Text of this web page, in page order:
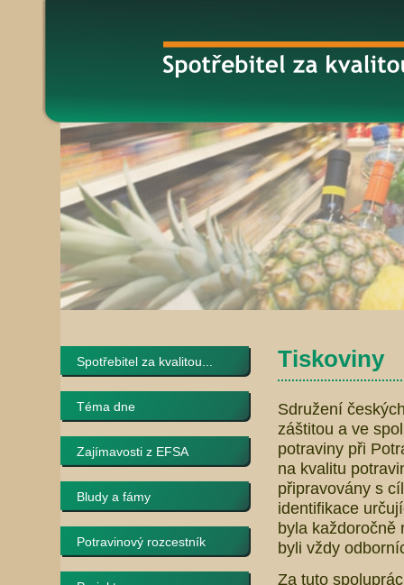
Spotřebitel za kvalitou...
Téma dne
Zajímavosti z EFSA
Bludy a fámy
Potravinový rozcestník
Tiskoviny
Sdružení
záštitou a ve
potraviny při
na kvalitu
připravovány s
identifikace
byla každoročně
byli vždy
Za tuto